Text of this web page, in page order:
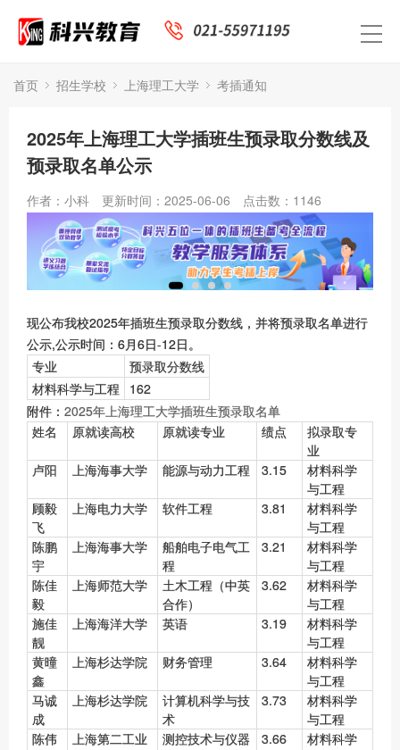
首页 招生学校 上海理工大学 考插通知
2025年上海理工大学插班生预录取分数线及
预录取名单公示
作者：小科 更新时间：2025-06-06 点击数： 1146
现公布我校2025年插班生预录取分数线，并将预录取名单进行
公示,公示时间：6月6日-12日。
专业
预录取分数线
材料科学与工程
162
附件： 2025年上海理工大学插班生预录取名单
姓名
原就读高校 原就读专业 绩点
拟录取专
业
卢阳
上海海事大学 能源与动力工程 3.15
材料科学
与工程
顾毅
飞
上海电力大学 软件工程 3.81
材料科学
与工程
陈鹏
宇
上海海事大学
船舶电子电气工
程
3.21
材料科学
与工程
陈佳
毅
上海师范大学
土木工程（中英
合作）
3.62
材料科学
与工程
施佳
靓
上海海洋大学 英语 3.19
材料科学
与工程
黄曈
鑫
上海杉达学院 财务管理 3.64
材料科学
与工程
马诚
成
上海杉达学院
计算机科学与技
术
3.73
材料科学
与工程
陈伟
上海第二工业
测控技术与仪器 3.66
材料科学